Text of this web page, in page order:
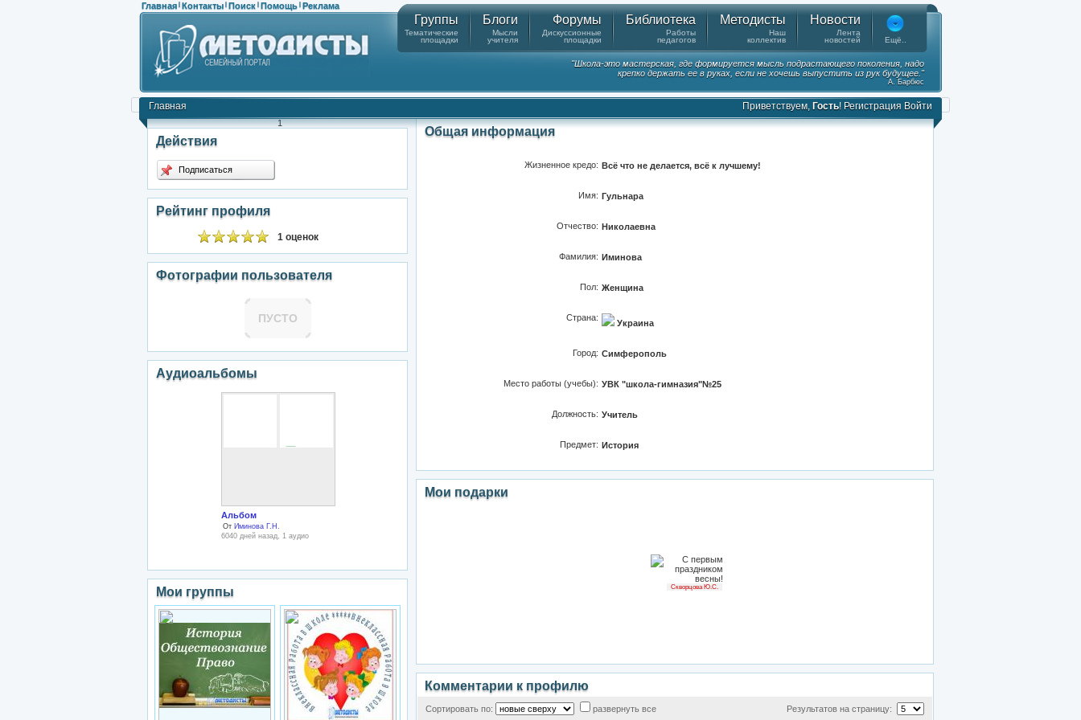
Главная | Контакты | Поиск | Помощь | Реклама
Группы
Тематические
площадки
Блоги
Мысли
учителя
Форумы
Дискуссионные
площадки
Библиотека
Работы
педагогов
Методисты
Наш
коллектив
Новости
Лента
новостей
Ещё..
"Школа-это мастерская, где формируется мысль подрастающего поколения, надо
крепко держать ее в руках, если не хочешь выпустить из рук будущее."
А. Барбюс
Главная Приветствуем, Гость! Регистрация Войти
1
Действия
Подписаться
Рейтинг профиля
1 оценок
Фотографии пользователя
ПУСТО
Аудиоальбомы
Альбом
От Иминова Г.Н.
6040 дней назад, 1 аудио
Мои группы
Общая информация
Жизненное кредо: Всё что не делается, всё к лучшему!
Имя: Гульнара
Отчество: Николаевна
Фамилия: Иминова
Пол: Женщина
Страна:
Украина
Город: Симферополь
Место работы (учебы): УВК "школа-гимназия"№25
Должность: Учитель
Предмет: История
Мои подарки
Скворцова Ю.С.
Комментарии к профилю
Сортировать по: развернуть все Результатов на страницу: